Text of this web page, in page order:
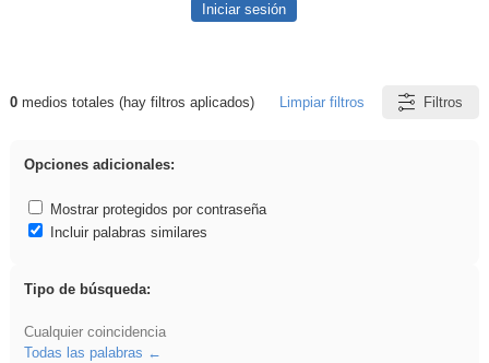
Iniciar sesión
Resultados de: sumar
0medios totales (hay filtros aplicados) Limpiar filtros Filtros
Opciones adicionales:
Mostrar protegidos por contraseña
Incluir palabras similares
Tipo de búsqueda:
Cualquier coincidencia
Todas las palabras